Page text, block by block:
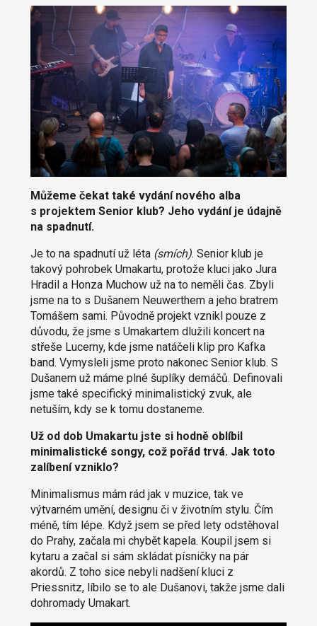
Můžeme čekat také vydání nového alba
s projektem Senior klub? Jeho vydání je údajně
na spadnutí.
Je to na spadnutí už léta(smích). Senior klub je
takový pohrobek Umakartu, protože kluci jako Jura
Hradil a Honza Muchow už na to neměli čas. Zbyli
jsme na to s Dušanem Neuwerthem a jeho bratrem
Tomášem sami. Původně projekt vznikl pouze z
důvodu, že jsme s Umakartem dlužili koncert na
střeše Lucerny, kde jsme natáčeli klip pro Kafka
band. Vymysleli jsme proto nakonec Senior klub. S
Dušanem už máme plné šuplíky demáčů. Definovali
jsme také specifický minimalistický zvuk, ale
netuším, kdy se k tomu dostaneme.
Už od dob Umakartu jste si hodně oblíbil
minimalistické songy, což pořád trvá. Jak toto
zalíbení vzniklo?
Minimalismus mám rád jak v muzice, tak ve
výtvarném umění, designu či v životním stylu. Čím
méně, tím lépe. Když jsem se před lety odstěhoval
do Prahy, začala mi chybět kapela. Koupil jsem si
kytaru a začal si sám skládat písničky na pár
akordů. Z toho sice nebyli nadšení kluci z
Priessnitz, líbilo se to ale Dušanovi, takže jsme dali
dohromady Umakart.